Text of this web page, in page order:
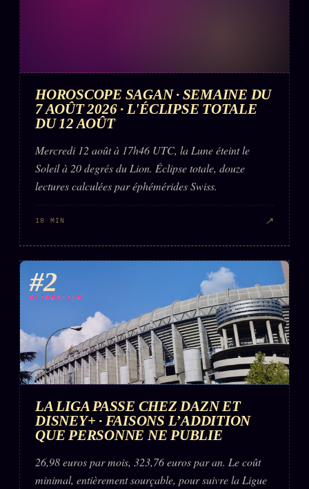
HOROSCOPE SAGAN · SEMAINE DU
7 AOÛT 2026 · L'ÉCLIPSE TOTALE
DU 12 AOÛT
Mercredi 12 août à 17h46 UTC, la Lune éteint le
Soleil à 20 degrés du Lion. Éclipse totale, douze
lectures calculées par éphémérides Swiss.
18 MIN ↗
#2
DÉTONATION
LA LIGA PASSE CHEZ DAZN ET
DISNEY+ · FAISONS L’ADDITION
QUE PERSONNE NE PUBLIE
26,98 euros par mois, 323,76 euros par an. Le coût
minimal, entièrement sourçable, pour suivre la Ligue